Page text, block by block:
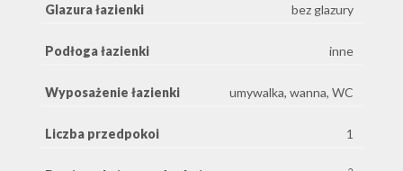
Glazura łazienki bez glazury
Podłoga łazienki inne
Wyposażenie łazienki umywalka, wanna, WC
Liczba przedpokoi 1